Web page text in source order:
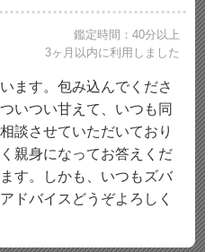
鑑定時間：40分以上
3ヶ月以内に利用しました
ます。包み込んでくださ
いつい甘えて、いつも同
談させていただいており
親身になってお答えくだ
す。しかも、いつもズバ
ドバイスどうぞよろしく